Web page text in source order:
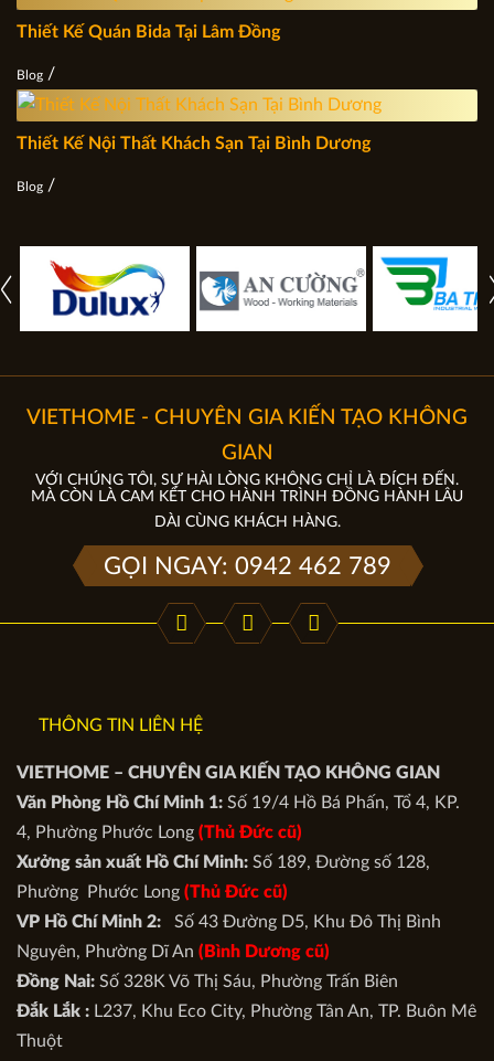
Thiết Kế Quán Bida Tại Lâm Đồng
Blog /
Thiết Kế Nội Thất Khách Sạn Tại Bình Dương
Blog /
VIETHOME - CHUYÊN GIA KIẾN TẠO KHÔNG
GIAN
VỚI CHÚNG TÔI, SỰ HÀI LÒNG KHÔNG CHỈ LÀ ĐÍCH ĐẾN.
MÀ CÒN LÀ CAM KẾT CHO HÀNH TRÌNH ĐỒNG HÀNH LÂU
DÀI CÙNG KHÁCH HÀNG.
GỌI NGAY: 0942 462 789
THÔNG TIN LIÊN HỆ
VIETHOME – CHUYÊN GIA KIẾN TẠO KHÔNG GIAN
Văn Phòng Hồ Chí Minh 1: Số 19/4 Hồ Bá Phấn, Tổ 4, KP.
4, Phường Phước Long (Thủ Đức cũ)
Xưởng sản xuất Hồ Chí Minh: Số 189, Đường số 128,
Phường Phước Long (Thủ Đức cũ)
VP Hồ Chí Minh 2: Số 43 Đường D5, Khu Đô Thị Bình
Nguyên, Phường Dĩ An (Bình Dương cũ)
Đồng Nai: Số 328K Võ Thị Sáu, Phường Trấn Biên
Đắk Lắk : L237, Khu Eco City, Phường Tân An, TP. Buôn Mê
Thuột